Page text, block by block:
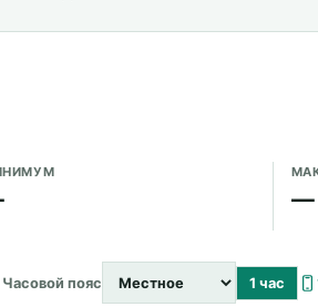
—
Часовой пояс 1 час